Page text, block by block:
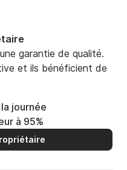
garantie de qualité.
et ils bénéficient de
la journée
à 95%